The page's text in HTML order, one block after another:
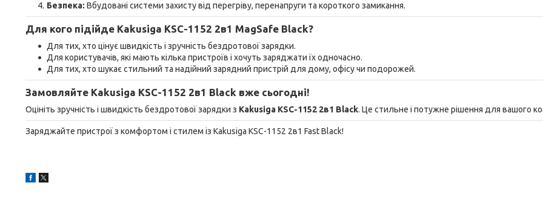
Безпека: Вбудовані системи захисту від перегріву, перенапруги та короткого замикання.
Для кого підійде Kakusiga KSC-1152 2в1 MagSafe Black?
Для тих, хто цінує швидкість і зручність бездротової зарядки.
Для користувачів, які мають кілька пристроїв і хочуть заряджати їх одночасно.
Для тих, хто шукає стильний та надійний зарядний пристрій для дому, офісу чи подорожей.
Замовляйте Kakusiga KSC-1152 2в1 Black вже сьогодні!
Оцініть зручність і швидкість бездротової зарядки з Kakusiga KSC-1152 2в1 Black. Це стильне і потужне рішення для вашого
Заряджайте пристрої з комфортом і стилем із Kakusiga KSC-1152 2в1 Fast Black!